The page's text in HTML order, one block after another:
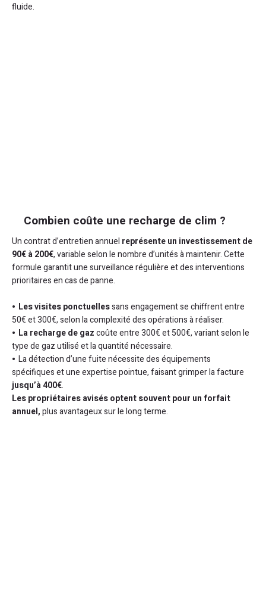
fluide.
Combien coûte une recharge de clim ?
Un contrat d’entretien annuel représente un investissement de
90€ à 200€, variable selon le nombre d’unités à maintenir. Cette
formule garantit une surveillance régulière et des interventions
prioritaires en cas de panne.
Les visites ponctuellessans engagement se chiffrent entre
50€ et 300€, selon la complexité des opérations à réaliser.
La recharge de gazcoûte entre 300€ et 500€, variant selon le
type de gaz utilisé et la quantité nécessaire.
La détection d’une fuite nécessite des équipements
spécifiques et une expertise pointue, faisant grimper la facture
jusqu’à 400€.
Les propriétaires avisés optent souvent pour un forfait
annuel,plus avantageux sur le long terme.